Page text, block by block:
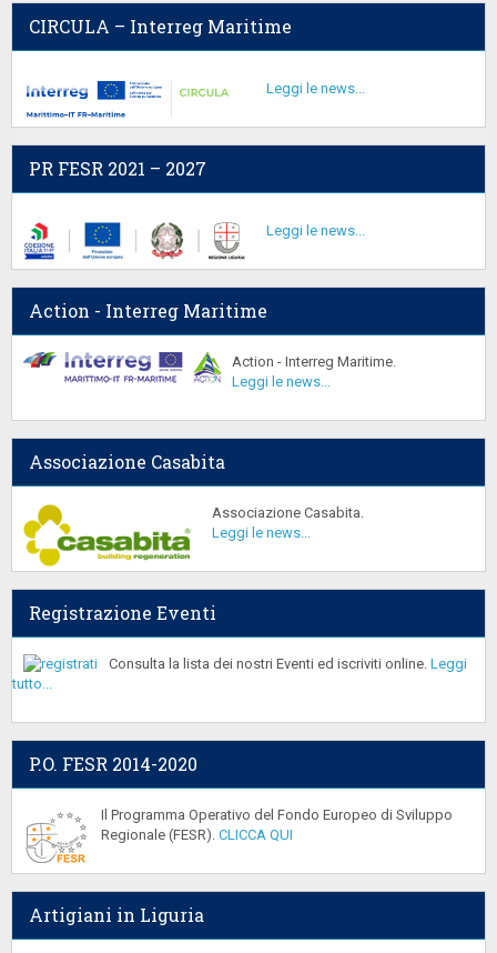
CIRCULA – Interreg Maritime
Leggi le news...
PR FESR 2021 – 2027
Leggi le news...
Action - Interreg Maritime
Action - Interreg Maritime.
Leggi le news...
Associazione Casabita
Associazione Casabita.
Leggi le news...
Registrazione Eventi
Consulta la lista dei nostri Eventi ed iscriviti online. Leggi
tutto...
P.O. FESR 2014-2020
Il Programma Operativo del Fondo Europeo di Sviluppo
Regionale (FESR). CLICCA QUI
Artigiani in Liguria